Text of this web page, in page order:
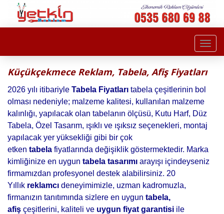
Küçükçekmece Reklam, Tabela, Afiş Fiyatları
2026 yılı itibariyle Tabela Fiyatları tabela çeşitlerinin bol
olması nedeniyle; malzeme kalitesi, kullanılan malzeme
kalınlığı, yapılacak olan tabelanın ölçüsü, Kutu Harf, Düz
Tabela, Özel Tasarım, ışıklı ve ışıksız seçenekleri, montaj
yapılacak yer yüksekliği gibi bir çok
etken tabela fiyatlarında değişiklik göstermektedir. Marka
kimliğinize en uygun tabela tasarımı arayışı içindeyseniz
firmamızdan profesyonel destek alabilirsiniz. 20
Yıllık reklamcı deneyimimizle, uzman kadromuzla,
firmanızın tanıtımında sizlere en uygun tabela,
afiş çeşitlerini, kaliteli ve uygun fiyat garantisi ile